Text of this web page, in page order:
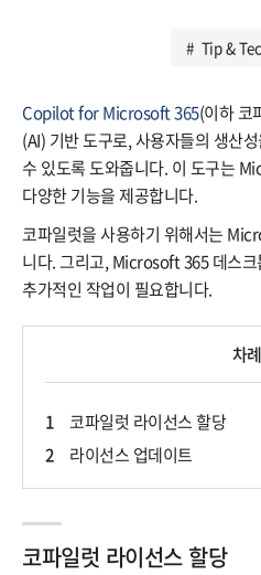
Tip &
Copilot for Microsoft 365(이하 코
(AI) 기반 도구로, 사용자들의 생산
수 있도록 도와줍니다. 이 도구는
다양한 기능을 제공합니다.
코파일럿을 사용하기 위해서는
니다. 그리고, Microsoft 365 데스
추가적인 작업이 필요합니다.
차례
1
코파일럿 라이선스 할당
2
라이선스 업데이트
코파일럿 라이선스 할당